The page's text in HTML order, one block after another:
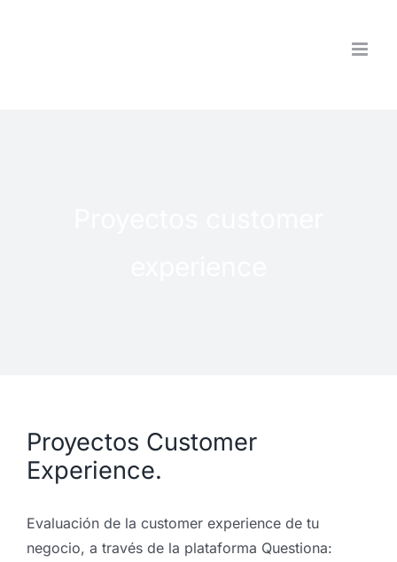
Proyectos Customer
Experience.
Evaluación de la customer experience de tu
negocio, a través de la plataforma Questiona: